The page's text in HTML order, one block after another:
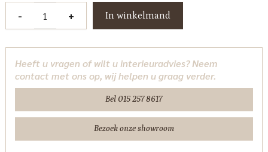
-
Richmond
Interiors
aantal
+ In winkelmand
Heeft u vragen of wilt u interieuradvies? Neem
contact met ons op, wij helpen u graag verder.
Bel 015 257 8617
Bezoek onze showroom